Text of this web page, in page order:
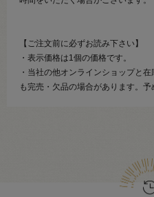
【ご注文前に必ずお読み下さい】
・表示価格は1個の価格です。
・当社の他オンラインショップと
も完売・欠品の場合があります。予